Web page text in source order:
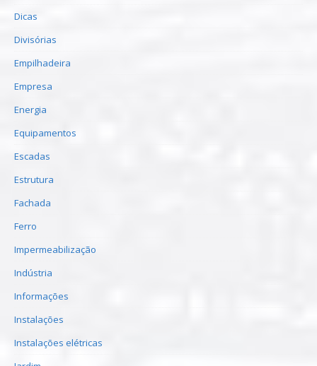
Dicas
Divisórias
Empilhadeira
Empresa
Energia
Equipamentos
Escadas
Estrutura
Fachada
Ferro
Impermeabilização
Indústria
Informações
Instalações
Instalações elétricas